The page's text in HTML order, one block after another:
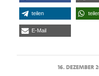
teilen
E-Mail
16. DEZEMBER
/